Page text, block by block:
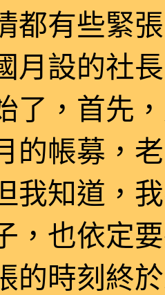
都有些緊
月設的社
了，首先
的帳募，
我知道，
，也依定
時刻終